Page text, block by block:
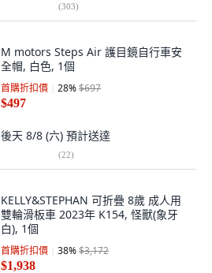
(303)
M motors Steps Air 護目鏡自行車安
全帽, 白色, 1個
首購折扣價 28%$697
$497
後天 8/8 (六) 預計送達
(22)
KELLY&STEPHAN 可折疊 8歲 成人用
雙輪滑板車 2023年 K154, 怪獸(象牙
白), 1個
首購折扣價 38%$3,172
$1,938